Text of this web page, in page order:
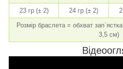
23 гр (± 2)
24 гр (± 2)
Розмір браслета = обхват
3,5 см)